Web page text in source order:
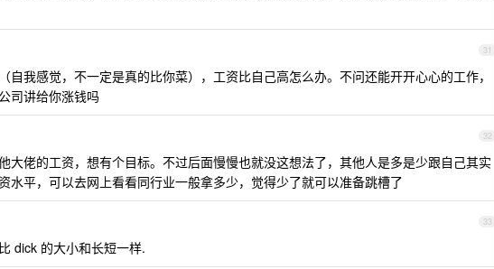
31
自我感觉，不一定是真的比你菜），工资比自己高怎么办。不问还能开开心心的工作，
司讲给你涨钱吗
32
大佬的工资，想有个目标。不过后面慢慢也就没这想法了，其他人是多是少跟自己其实
水平，可以去网上看看同行业一般拿多少，觉得少了就可以准备跳槽了
33
dick 的大小和长短一样.